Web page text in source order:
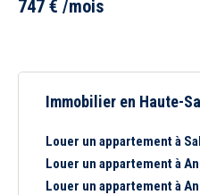
747 € /mois
Immobilier en Haute-
Louer un appartement à
Louer un appartement à
Louer un appartement à